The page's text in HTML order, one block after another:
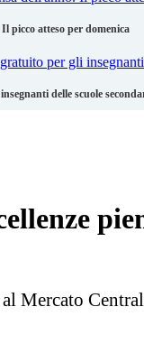
picco atteso per domenica
delle scuole
Mercato